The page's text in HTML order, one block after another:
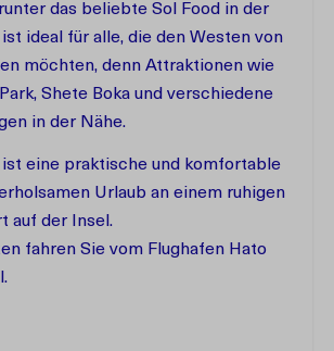
das beliebte Sol Food in der
ist ideal für alle, die den Westen von
möchten, denn Attraktionen wie
Shete Boka und verschiedene
in der Nähe.
ist eine praktische und komfortable
Urlaub an einem ruhigen
auf der Insel.
fahren Sie vom Flughafen Hato